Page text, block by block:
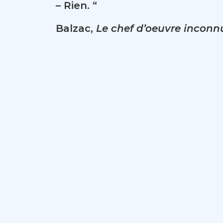
– Rien. “
Balzac, Le chef d’oeuvre